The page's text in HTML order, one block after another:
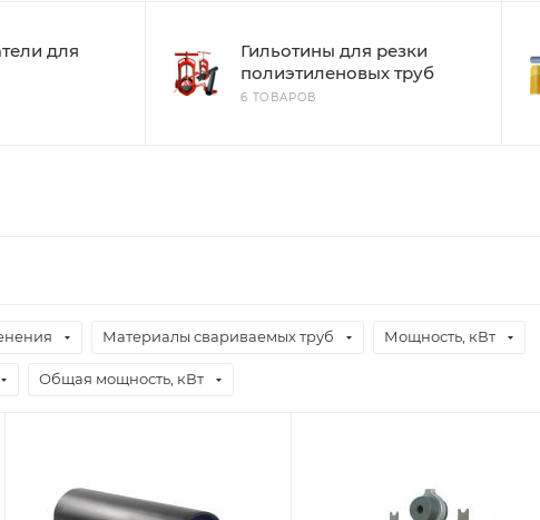
для
Гильотины для резки
полиэтиленовых труб
6 ТОВАРОВ
Материалы свариваемых труб Мощность, кВт
Общая мощность, кВт